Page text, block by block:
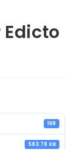
198
583.78 KB